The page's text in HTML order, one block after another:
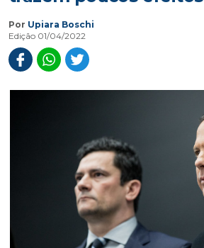
Por Upiara Boschi
Edição 01/04/2022